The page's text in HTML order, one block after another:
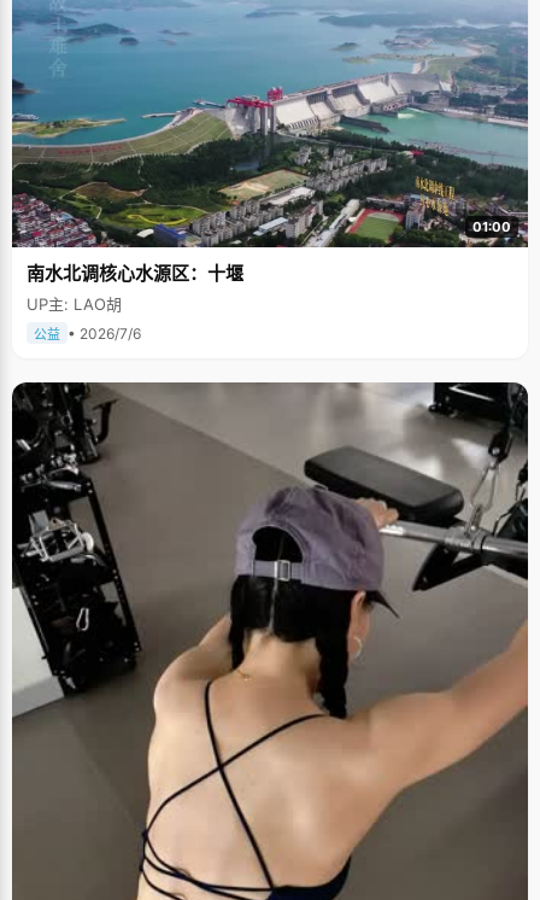
01:00
南水北调核心水源区：十堰
UP主: LAO胡
公益 • 2026/7/6